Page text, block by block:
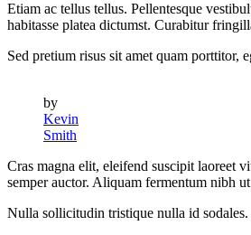
Etiam ac tellus tellus. Pellentesque
habitasse platea dictumst. Curabitur
Sed pretium risus sit amet quam porttitor,
by
Kevin
Smith
Cras magna elit, eleifend suscipit laoreet
semper auctor. Aliquam fermentum nibh
Nulla sollicitudin tristique nulla id